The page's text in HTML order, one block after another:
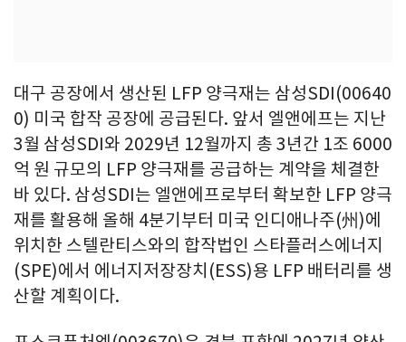
대구 공장에서 생산된 LFP 양극재는 삼성SDI(00640
0) 미국 합작 공장에 공급된다. 앞서 엘앤에프는 지난
3월 삼성SDI와 2029년 12월까지 총 3년간 1조 6000
억 원 규모의 LFP 양극재를 공급하는 계약을 체결한
바 있다. 삼성SDI는 엘앤에프로부터 확보한 LFP 양극
재를 활용해 올해 4분기부터 미국 인디애나주(州)에
위치한 스텔란티스와의 합작법인 스타플러스에너지
(SPE)에서 에너지저장장치(ESS)용 LFP 배터리를 생
산할 계획이다.